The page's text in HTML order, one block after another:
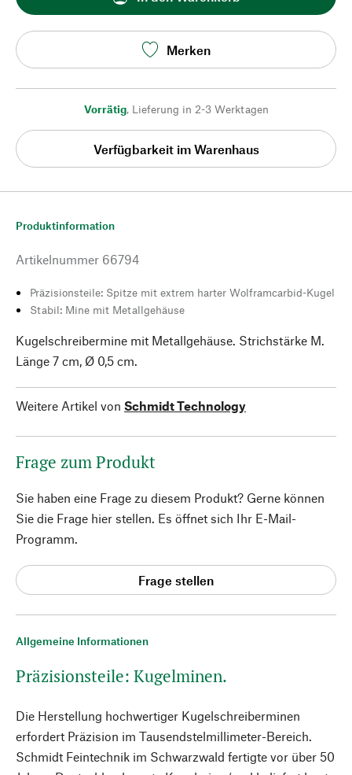
Merken
Vorrätig, Lieferung in 2-3 Werktagen
Verfügbarkeit im Warenhaus
Allgemeine Informationen
Präzisionsteile: Kugelminen.
Die Herstellung hochwertiger Kugelschreiberminen
erfordert Präzision im Tausendstelmillimeter-Bereich.
Schmidt Feintechnik im Schwarzwald fertigte vor über 50
Produktinformation
Artikelnummer 66794
Präzisionsteile: Spitze mit extrem harter Wolframcarbid-Kugel
Stabil: Mine mit Metallgehäuse
Kugelschreibermine mit Metallgehäuse. Strichstärke M.
Länge 7 cm, Ø 0,5 cm.
Weitere Artikel von Schmidt Technology
Frage zum Produkt
Sie haben eine Frage zu diesem Produkt? Gerne können
Sie die Frage hier stellen. Es öffnet sich Ihr E-Mail-
Programm.
Frage stellen